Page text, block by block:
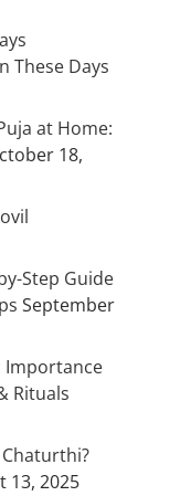
These Days
at Home:
18,
Step Guide
September
Importance
Rituals
13, 2025